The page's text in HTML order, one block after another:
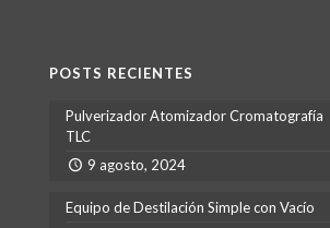
POSTS RECIENTES
Pulverizador Atomizador Cromatografía
TLC
9 agosto, 2024
Equipo de Destilación Simple con Vacío